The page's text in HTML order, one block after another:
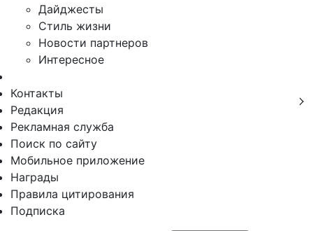
Дайджесты
Стиль жизни
Новости партнеров
Интересное
Контакты
Редакция
Рекламная служба
Поиск по сайту
Мобильное приложение
Награды
Правила цитирования
Подписка